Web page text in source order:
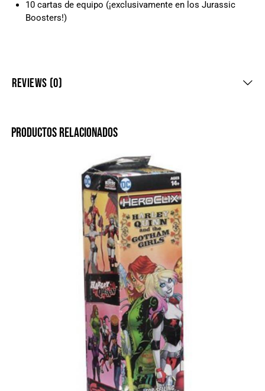
10 cartas de equipo (¡exclusivamente en los Jurassic
Boosters!)
REVIEWS (0)
PRODUCTOS RELACIONADOS